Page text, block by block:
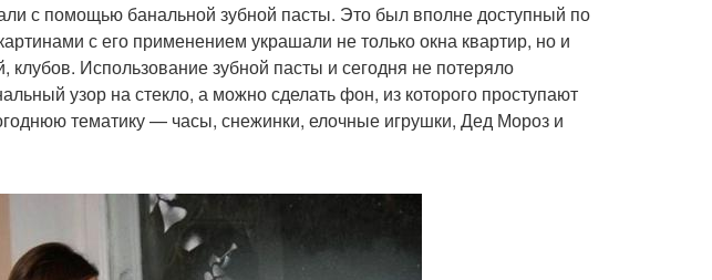
с помощью банальной зубной пасты. Это был вполне доступный по
с его применением украшали не только окна квартир, но и
клубов. Использование зубной пасты и сегодня не потеряло
узор на стекло, а можно сделать фон, из которого проступают
тематику — часы, снежинки, елочные игрушки, Дед Мороз и